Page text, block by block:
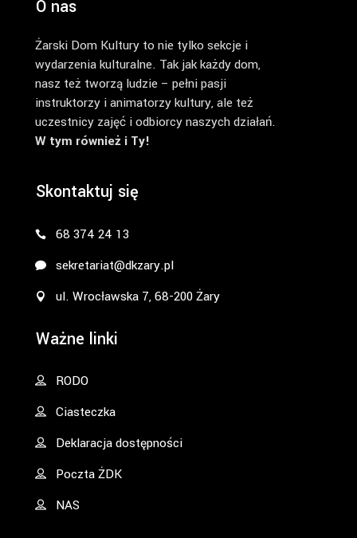
O nas
Żarski Dom Kultury to nie tylko sekcje i
wydarzenia kulturalne. Tak jak każdy dom,
nasz też tworzą ludzie – pełni pasji
instruktorzy i animatorzy kultury, ale też
uczestnicy zajęć i odbiorcy naszych działań.
W tym również i Ty!
Skontaktuj się
68 374 24 13
sekretariat@dkzary.pl
ul. Wrocławska 7, 68-200 Żary
Ważne linki
RODO
Ciasteczka
Deklaracja dostępności
Poczta ŻDK
NAS